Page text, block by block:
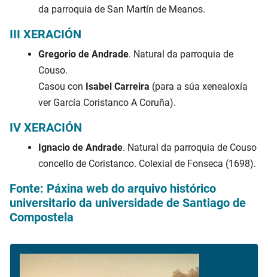
da parroquia de San Martín de Meanos.
III XERACIÓN
Gregorio de Andrade. Natural da parroquia de
Couso.
Casou con Isabel Carreira (para a súa xenealoxía
ver García Coristanco A Coruña).
IV XERACIÓN
Ignacio de Andrade. Natural da parroquia de Couso
concello de Coristanco. Colexial de Fonseca (1698).
Fonte: Páxina web do arquivo histórico
universitario da universidade de Santiago de
Compostela